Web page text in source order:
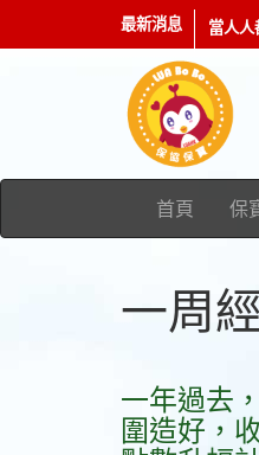
香港人壽
最新消息 當人
首頁 保
一周
一年過去
圍造好，